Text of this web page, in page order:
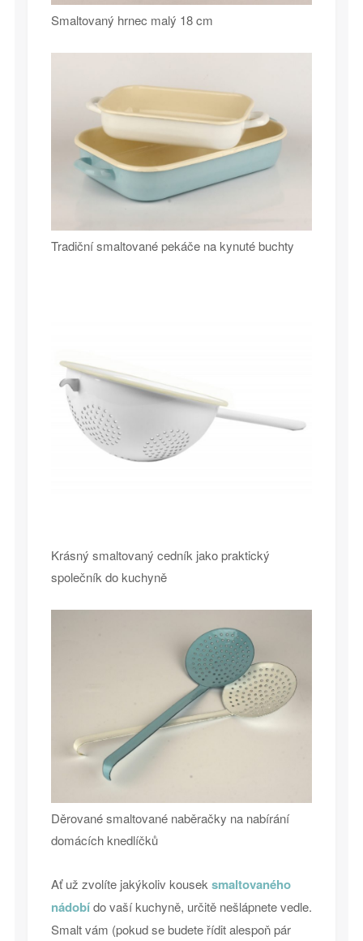
Smaltovaný hrnec malý 18 cm
Tradiční smaltované pekáče na kynuté buchty
Krásný smaltovaný cedník jako praktický
společník do kuchyně
Děrované smaltované naběračky na nabírání
domácích knedlíčků
Ať už zvolíte jakýkoliv kousek smaltovaného
nádobído vaší kuchyně, určitě nešlápnete vedle.
Smalt vám (pokud se budete řídit alespoň pár